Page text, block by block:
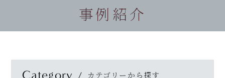
事例紹介
Category カテゴリーから探す